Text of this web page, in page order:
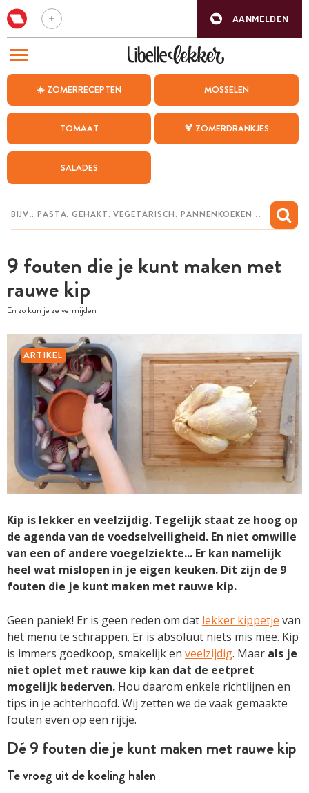
AANMELDEN
☀️ ZOMERRECEPTEN MOSSELEN
TOMAAT 🍹 ZOMERDRANKJES
SALADES
9 fouten die je kunt maken met
rauwe kip
En zo kun je ze vermijden
ARTIKEL
Kip is lekker en veelzijdig. Tegelijk staat ze hoog op
de agenda van de voedselveiligheid. En niet omwille
van een of andere voegelziekte... Er kan namelijk
heel wat mislopen in je eigen keuken. Dit zijn de 9
fouten die je kunt maken met rauwe kip.
Geen paniek! Er is geen reden om dat lekker kippetje van
het menu te schrappen. Er is absoluut niets mis mee. Kip
is immers goedkoop, smakelijk en veelzijdig. Maar als je
niet oplet met rauwe kip kan dat de eetpret
mogelijk bederven. Hou daarom enkele richtlijnen en
tips in je achterhoofd. Wij zetten we de vaak gemaakte
fouten even op een rijtje.
Dé 9 fouten die je kunt maken met rauwe kip
Te vroeg uit de koeling halen
BEZOEK ONZE ANDERE WEBSITES
WEEKMENU
CHAT MET MAIA
MIJN BEWAARDE RECEPTEN